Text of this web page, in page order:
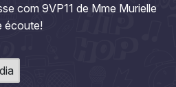
com 9VP11 de Mme Murielle
écoute!